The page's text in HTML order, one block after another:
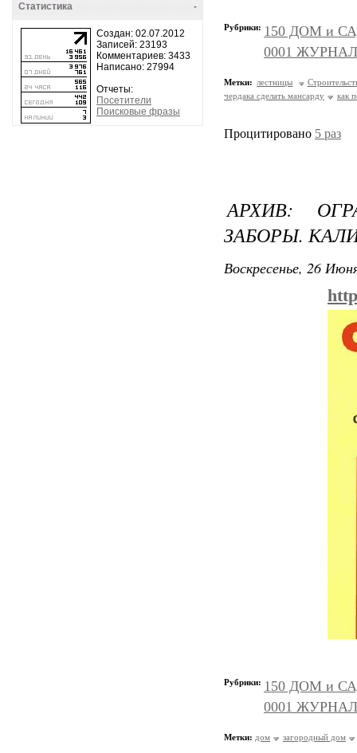
-
Статистика
Создан: 02.07.2012
Записей: 23193
Комментариев: 3433
Написано: 27994
Отчеты:
Посетители
Поисковые фразы
Рубрики: 150 ДОМ и
0001
Метки: лестницы
чердака сделать мансарду
как
Процитировано 5 раз
АРХИВ:
ЗАБОРЫ.
Воскресенье, 26
Рубрики: 150 ДОМ и
0001
Метки: дом загородный дом